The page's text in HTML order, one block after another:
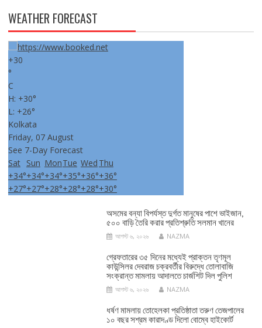
WEATHER FORECAST
+30
°
C
H: +30°
L: +26°
Kolkata
Friday, 07 August
See 7-Day Forecast
Sat Sun MonTue Wed Thu
+34°+34°+34°+35°+36°+36°
+27°+27°+28°+28°+28°+30°
অসমের বন্যা বিপর্যস্ত দুর্গত মানুষের পাশে ভাইজান,
৫০০ বাড়ি তৈরি করার প্রতিশ্রুতি সলমান খানের
আগস্ট ৬, ২০২৬ NAZMA
গ্রেফতারের ৩৫ দিনের মধ্যেই প্রাক্তন তৃণমূল
কাউন্সিলর দেবরাজ চক্রবর্তীর বিরুদ্ধে তোলাবাজি
সংক্রান্ত মামলায় আদালতে চার্জশিট দিল পুলিশ
আগস্ট ৬, ২০২৬ NAZMA
ধর্ষণ মামলায় তোহেলকা প্রতিষ্ঠাতা তরুণ তেজপালের
১০ বছর সশ্রম কারাদণ্ড দিলো বোম্বে হাইকোর্ট